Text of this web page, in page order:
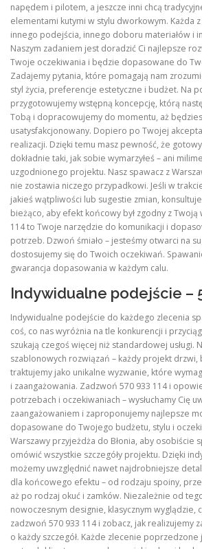
napędem i pilotem, a jeszcze inni chcą
elementami kutymi w stylu dworkowym. Każda
innego podejścia, innego doboru materiałów i
Naszym zadaniem jest doradzić Ci najlepsze
Twoje oczekiwania i będzie dopasowane do
Zadajemy pytania, które pomagają nam
styl życia, preferencje estetyczne i budżet. Na
przygotowujemy wstępną koncepcję, którą
Tobą i dopracowujemy do momentu, aż
usatysfakcjonowany. Dopiero po Twojej
realizacji. Dzięki temu masz pewność, że
dokładnie taki, jak sobie wymarzyłeś – ani
uzgodnionego projektu. Nasz spawacz z
nie zostawia niczego przypadkowi. Jeśli w
jakieś wątpliwości lub sugestie zmian,
bieżąco, aby efekt końcowy był zgodny z Twoją
114 to Twoje narzędzie do komunikacji i
potrzeb. Dzwoń śmiało – jesteśmy otwarci na
dostosujemy się do Twoich oczekiwań.
gwarancja dopasowania w każdym calu.
Indywidualne podejście –
Indywidualne podejście do każdego zlecenia
coś, co nas wyróżnia na tle konkurencji i
szukają czegoś więcej niż standardowej usługi.
szablonowych rozwiązań – każdy projekt drzwi,
traktujemy jako unikalne wyzwanie, które
i zaangażowania. Zadzwoń 570 933 114 i
potrzebach i oczekiwaniach – wysłuchamy Cię
zaangażowaniem i zaproponujemy najlepsze
dopasowane do Twojego budżetu, stylu i
Warszawy przyjeżdża do Błonia, aby osobiście
omówić wszystkie szczegóły projektu. Dzięki
możemy uwzględnić nawet najdrobniejsze
dla końcowego efektu – od rodzaju spoiny,
aż po rodzaj okuć i zamków. Niezależnie od
nowoczesnym designie, klasycznym wyglądzie,
zadzwoń 570 933 114 i zobacz, jak realizujemy
o każdy szczegół. Każde zlecenie poprzedzone